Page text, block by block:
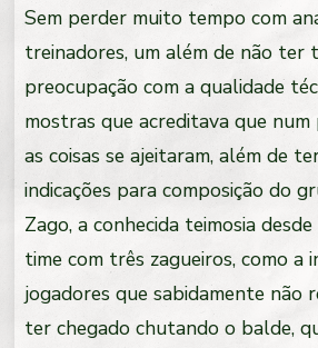
Sem perder muito tempo com
treinadores, um além de não ter
preocupação com a qualidade
mostras que acreditava que num
as coisas se ajeitaram, além de
indicações para composição do
Zago, a conhecida teimosia
time com três zagueiros, como a
jogadores que sabidamente não
ter chegado chutando o balde,